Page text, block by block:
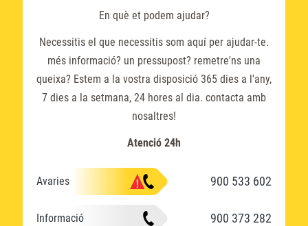
En què et podem ajudar?
Necessitis el que necessitis som aquí per ajudar-te.
més informació? un pressupost? remetre'ns una
queixa? Estem a la vostra disposició 365 dies a l'any,
7 dies a la setmana, 24 hores al dia. contacta amb
nosaltres!
Atenció 24h
Avaries 900 533 602
Informació 900 373 282